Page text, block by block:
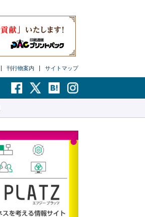
刊行物案内 サイトマップ